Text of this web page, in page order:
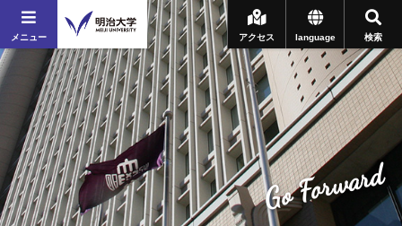
メニュー 検索
language
アクセス
Go Forward